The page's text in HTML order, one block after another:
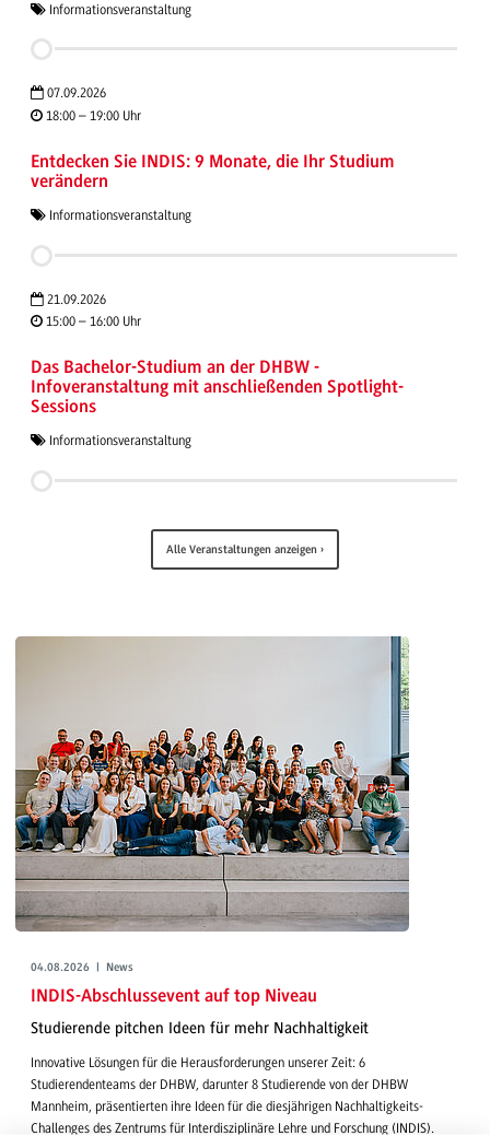
Informationsveranstaltung
07.09.2026
18:00 – 19:00 Uhr
Entdecken Sie INDIS: 9 Monate, die Ihr Studium
verändern
Informationsveranstaltung
21.09.2026
15:00 – 16:00 Uhr
Das Bachelor-Studium an der DHBW -
Infoveranstaltung mit anschließenden Spotlight-
Sessions
Informationsveranstaltung
Alle Veranstaltungen anzeigen
04.08.2026 | News
INDIS-Abschlussevent auf top Niveau
Studierende pitchen Ideen für mehr Nachhaltigkeit
Innovative Lösungen für die Herausforderungen unserer Zeit: 6
Studierendenteams der DHBW, darunter 8 Studierende von der DHBW
Mannheim, präsentierten ihre Ideen für die diesjährigen Nachhaltigkeits-
Challenges des Zentrums für Interdisziplinäre Lehre und Forschung (INDIS).